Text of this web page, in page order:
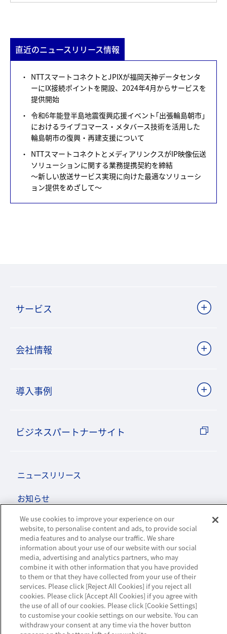
直近のニュースリリース情報
NTTスマートコネクトとJPIXが福岡天神データセンタ
ーにIX接続ポイントを開設、2024年4月からサービスを
提供開始
令和6年能登半島地震復興応援イベント｢出張輪島朝市｣
におけるライブコマース・メタバース技術を活用した
輪島朝市の復興・再建支援について
NTTスマートコネクトとメディアリンクスがIP映像伝送
ソリューションに関する業務提携契約を締結
～新しい放送サービス実現に向けた最適なソリューシ
ョン提供をめざして～
サービス
会社情報
導入事例
ビジネスパートナーサイト
ニュースリリース
お知らせ
お問い合わせ／サポート
ハウジング・クラウド・ストリーミングの
NTTスマートコネクト
We use cookies to improve your experience on our
website, to personalise content and ads, to provide social
media features and to analyse our traffic. We share
information about your use of our website with our social
media, advertising and analytics partners, who may
combine it with other information that you have provided
to them or that they have collected from your use of their
services. Please click [Reject All Cookies] if you reject all
cookies. Please click [Accept All Cookies] if you agree with
the use of all of our cookies. Please click [Cookie Settings]
to customise your cookie settings on our website. You can
withdraw your consent at any time via the hover button